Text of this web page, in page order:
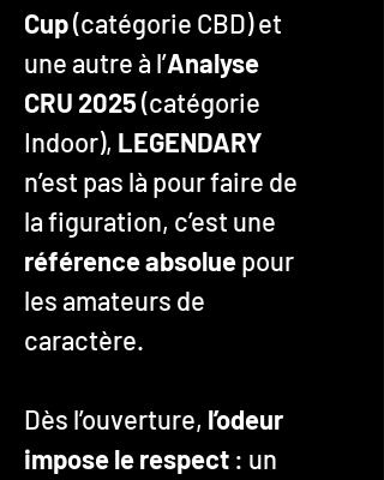
Cup(catégorie CBD) et
une autre à l’Analyse
CRU 2025(catégorie
Indoor), LEGENDARY
n’est pas là pour faire de
la figuration, c’est une
référence absoluepour
les amateurs de
caractère.
Dès l’ouverture, l’odeur
impose le respect : un